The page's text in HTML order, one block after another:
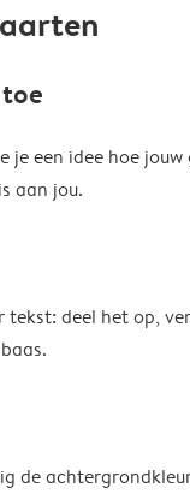
je een idee hoe
aan jou.
deel het op,
de